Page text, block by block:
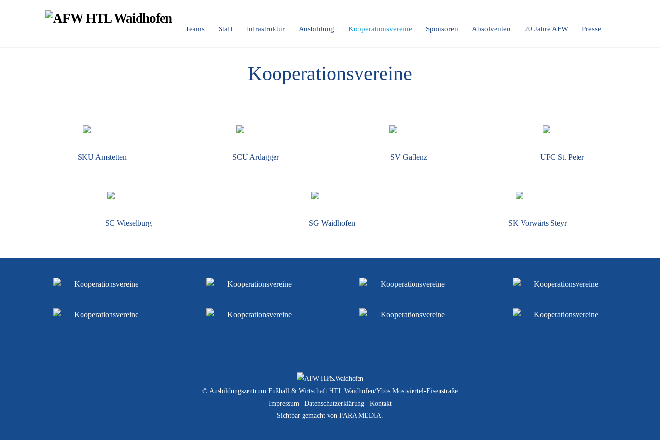
Teams Staff Infrastruktur Ausbildung Kooperationsvereine Sponsoren Absolventen 20 Jahre AFW Presse
Kooperationsvereine
SKU Amstetten SCU Ardagger SV Gaflenz UFC St. Peter
SC Wieselburg SG Waidhofen SK Vorwärts Steyr
Back
To
Top
© Ausbildungszentrum Fußball & Wirtschaft HTL Waidhofen/Ybbs Mostviertel-Eisenstraße
Impressum | Datenschutzerklärung| Kontakt
Sichtbar gemacht von FARA MEDIA